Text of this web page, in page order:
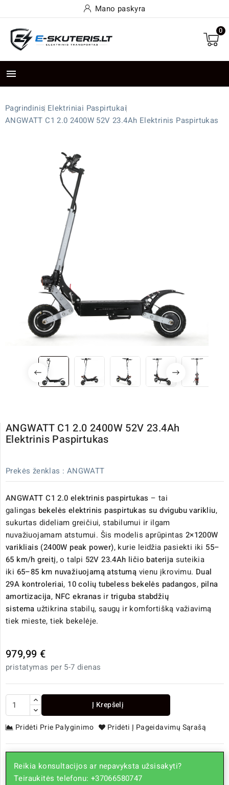
Mano paskyra
0

Pagrindinis Elektriniai Paspirtukai
ANGWATT C1 2.0 2400W 52V 23.4Ah Elektrinis Paspirtukas
ANGWATT C1 2.0 2400W 52V 23.4Ah
Elektrinis Paspirtukas
Prekės ženklas : ANGWATT
ANGWATT C1 2.0 elektrinis paspirtukas – tai
galingas bekelės elektrinis paspirtukas su dvigubu varikliu,
sukurtas dideliam greičiui, stabilumui ir ilgam
nuvažiuojamam atstumui. Šis modelis aprūpintas 2×1200W
varikliais (2400W peak power), kurie leidžia pasiekti iki 55–
65 km/h greitį, o talpi 52V 23.4Ah ličio baterija suteikia
iki 65–85 km nuvažiuojamą atstumą vienu įkrovimu. Dual
29A kontroleriai, 10 colių tubeless bekelės padangos, pilna
amortizacija, NFC ekranas ir triguba stabdžių
sistema užtikrina stabilų, saugų ir komfortišką važiavimą
tiek mieste, tiek bekelėje.
979,99 €
pristatymas per 5-7 dienas
Į Krepšelį
Pridėti Prie Palyginimo Pridėti Į Pageidavimų Sąrašą
Reikia konsultacijos ar nepavyksta užsisakyti?
Teiraukitės telefonu: +37066580747